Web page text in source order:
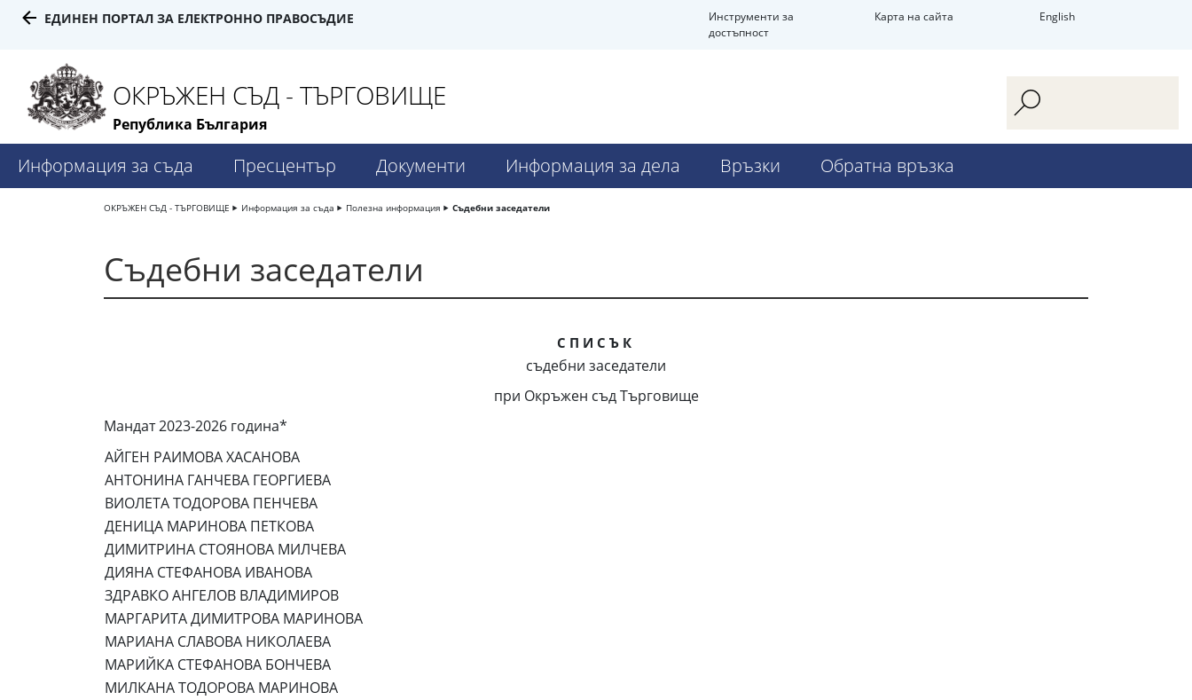
ЕДИНЕН ПОРТАЛ ЗА ЕЛЕКТРОННО ПРАВОСЪДИЕ
Инструменти за
достъпност
Карта на сайта English
ОКРЪЖЕН СЪД - ТЪРГОВИЩЕ
Република България
Информация за съда Пресцентър Документи Информация за дела Връзки Обратна връзка
ОКРЪЖЕН СЪД - ТЪРГОВИЩЕ Информация за съда Полезна информация Съдебни заседатели
Съдебни заседатели
С П И С Ъ К
съдебни заседатели
при Окръжен съд Търговище
Мандат 2023-2026 година*
АЙГЕН РАИМОВА ХАСАНОВА
АНТОНИНА ГАНЧЕВА ГЕОРГИЕВА
ВИОЛЕТА ТОДОРОВА ПЕНЧЕВА
ДЕНИЦА МАРИНОВА ПЕТКОВА
ДИМИТРИНА СТОЯНОВА МИЛЧЕВА
ДИЯНА СТЕФАНОВА ИВАНОВА
ЗДРАВКО АНГЕЛОВ ВЛАДИМИРОВ
МАРГАРИТА ДИМИТРОВА МАРИНОВА
МАРИАНА СЛАВОВА НИКОЛАЕВА
МАРИЙКА СТЕФАНОВА БОНЧЕВА
МИЛКАНА ТОДОРОВА МАРИНОВА